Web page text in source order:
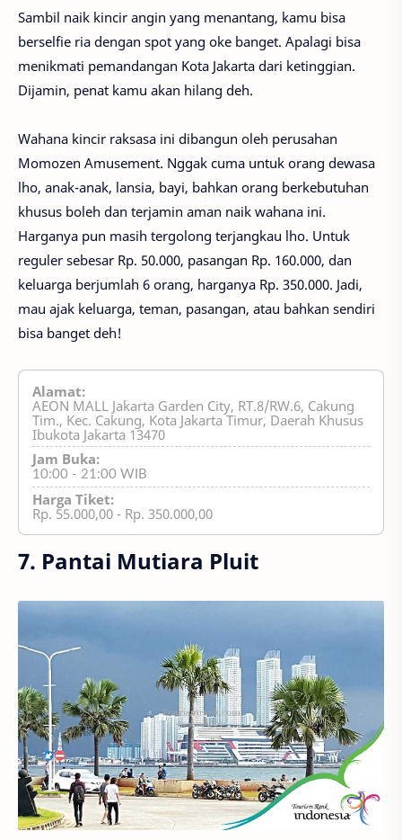
Sambil naik kincir angin yang menantang, kamu bisa
berselfie ria dengan spot yang oke banget. Apalagi bisa
menikmati pemandangan Kota Jakarta dari ketinggian.
Dijamin, penat kamu akan hilang deh.
Wahana kincir raksasa ini dibangun oleh perusahan
Momozen Amusement. Nggak cuma untuk orang dewasa
lho, anak-anak, lansia, bayi, bahkan orang berkebutuhan
khusus boleh dan terjamin aman naik wahana ini.
Harganya pun masih tergolong terjangkau lho. Untuk
reguler sebesar Rp. 50.000, pasangan Rp. 160.000, dan
keluarga berjumlah 6 orang, harganya Rp. 350.000. Jadi,
mau ajak keluarga, teman, pasangan, atau bahkan sendiri
bisa banget deh!
Alamat:
AEON MALL Jakarta Garden City, RT.8/RW.6, Cakung
Tim., Kec. Cakung, Kota Jakarta Timur, Daerah Khusus
Ibukota Jakarta 13470
Jam Buka:
10:00 - 21:00 WIB
Harga Tiket:
Rp. 55.000,00 - Rp. 350.000,00
7. Pantai Mutiara Pluit